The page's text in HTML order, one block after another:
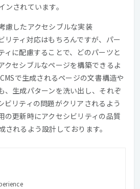
されています。
慮したアクセシブルな実装
リティ対応はもちろんですが、パー
ィに配慮することで、どのパーツと
クセシブルなページを構築できるよ
で生成されるページの文書構造や
、生成パターンを洗い出し、それぞ
ビリティの問題がクリアされるよう
の更新時にアクセシビリティの品質
されるよう設計しております。